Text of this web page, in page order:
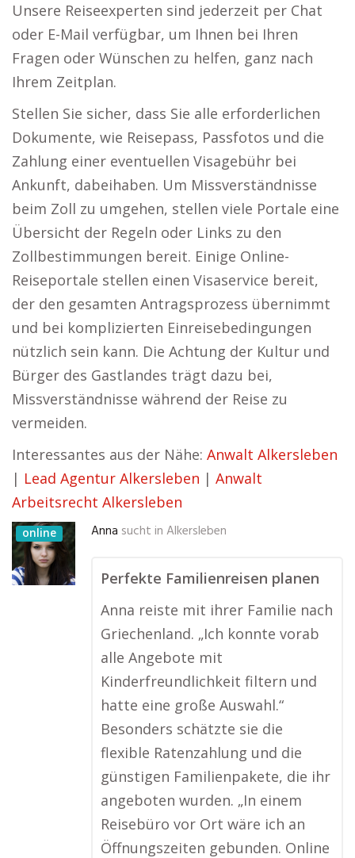
Unsere Reiseexperten sind jederzeit per Chat
oder E-Mail verfügbar, um Ihnen bei Ihren
Fragen oder Wünschen zu helfen, ganz nach
Ihrem Zeitplan.
Stellen Sie sicher, dass Sie alle erforderlichen
Dokumente, wie Reisepass, Passfotos und die
Zahlung einer eventuellen Visagebühr bei
Ankunft, dabeihaben. Um Missverständnisse
beim Zoll zu umgehen, stellen viele Portale eine
Übersicht der Regeln oder Links zu den
Zollbestimmungen bereit. Einige Online-
Reiseportale stellen einen Visaservice bereit,
der den gesamten Antragsprozess übernimmt
und bei komplizierten Einreisebedingungen
nützlich sein kann. Die Achtung der Kultur und
Bürger des Gastlandes trägt dazu bei,
Missverständnisse während der Reise zu
vermeiden.
Interessantes aus der Nähe: Anwalt Alkersleben
| Lead Agentur Alkersleben | Anwalt
Arbeitsrecht Alkersleben
online Anna sucht in Alkersleben
Perfekte Familienreisen planen
Anna reiste mit ihrer Familie nach
Griechenland. „Ich konnte vorab
alle Angebote mit
Kinderfreundlichkeit filtern und
hatte eine große Auswahl.“
Besonders schätzte sie die
flexible Ratenzahlung und die
günstigen Familienpakete, die ihr
angeboten wurden. „In einem
Reisebüro vor Ort wäre ich an
Öffnungszeiten gebunden. Online